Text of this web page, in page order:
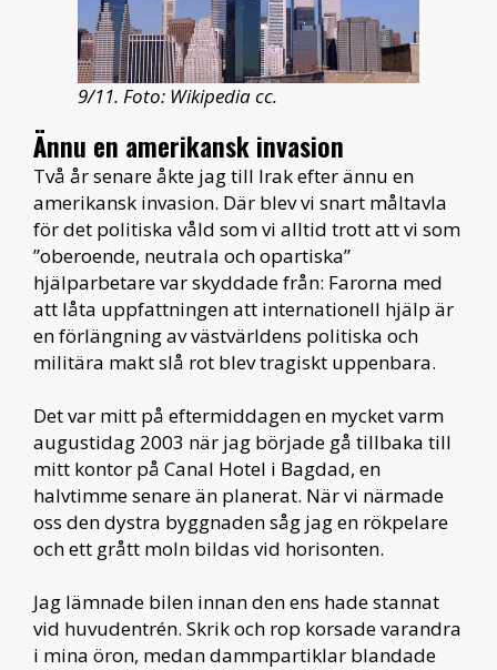
9/11. Foto: Wikipedia cc.
Ännu en amerikansk invasion
Två år senare åkte jag till Irak efter ännu en
amerikansk invasion. Där blev vi snart måltavla
för det politiska våld som vi alltid trott att vi som
”oberoende, neutrala och opartiska”
hjälparbetare var skyddade från: Farorna med
att låta uppfattningen att internationell hjälp är
en förlängning av västvärldens politiska och
militära makt slå rot blev tragiskt uppenbara.
Det var mitt på eftermiddagen en mycket varm
augustidag 2003 när jag började gå tillbaka till
mitt kontor på Canal Hotel i Bagdad, en
halvtimme senare än planerat. När vi närmade
oss den dystra byggnaden såg jag en rökpelare
och ett grått moln bildas vid horisonten.
Jag lämnade bilen innan den ens hade stannat
vid huvudentrén. Skrik och rop korsade varandra
i mina öron, medan dammpartiklar blandade